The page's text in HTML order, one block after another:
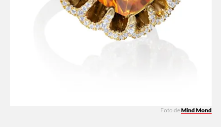
Foto deMind Mond